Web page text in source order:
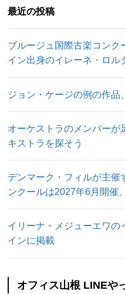
最近の投稿
ブルージュ国際古楽コン
イン出身のイレーネ・ロル
ジョン・ケージの例の作品
オーケストラのメンバーが
キストラを探そう
デンマーク・フィルが主催
ンクールは2027年6月開催
イリーナ・メジューエワの
インに掲載
オフィス山根 LINEや